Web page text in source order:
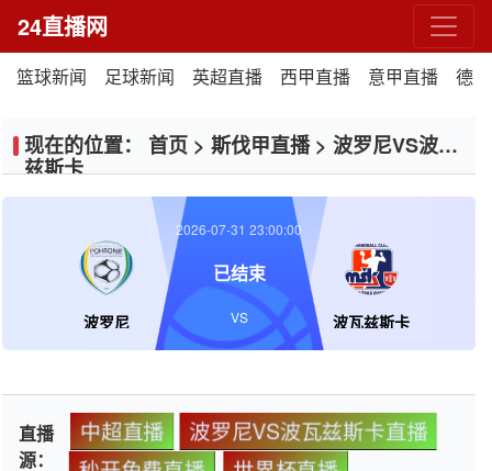
24直播网
篮球新闻 足球新闻 英超直播 西甲直播 意甲直播 德
现在的位置： 首页 > 斯伐甲直播> 波罗尼VS波瓦
兹斯卡
波罗尼 波瓦兹斯卡
2026-07-31 23:00:00
已结束
VS
直播
源：
中超直播
波罗尼VS波瓦兹斯卡直播